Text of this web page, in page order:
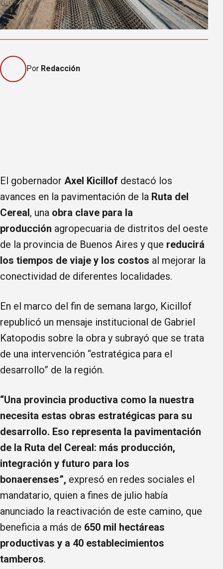
Por Redacción
El gobernador Axel Kicillof destacó los
avances en la pavimentación de la Ruta del
Cereal, una obra clave para la
producción agropecuaria de distritos del oeste
de la provincia de Buenos Aires y que reducirá
los tiempos de viaje y los costos al mejorar la
conectividad de diferentes localidades.
En el marco del fin de semana largo, Kicillof
republicó un mensaje institucional de Gabriel
Katopodis sobre la obra y subrayó que se trata
de una intervención “estratégica para el
desarrollo” de la región.
“Una provincia productiva como la nuestra
necesita estas obras estratégicas para su
desarrollo. Eso representa la pavimentación
de la Ruta del Cereal: más producción,
integración y futuro para los
bonaerenses”, expresó en redes sociales el
mandatario, quien a fines de julio había
anunciado la reactivación de este camino, que
beneficia a más de 650 mil hectáreas
productivas y a 40 establecimientos
tamberos.